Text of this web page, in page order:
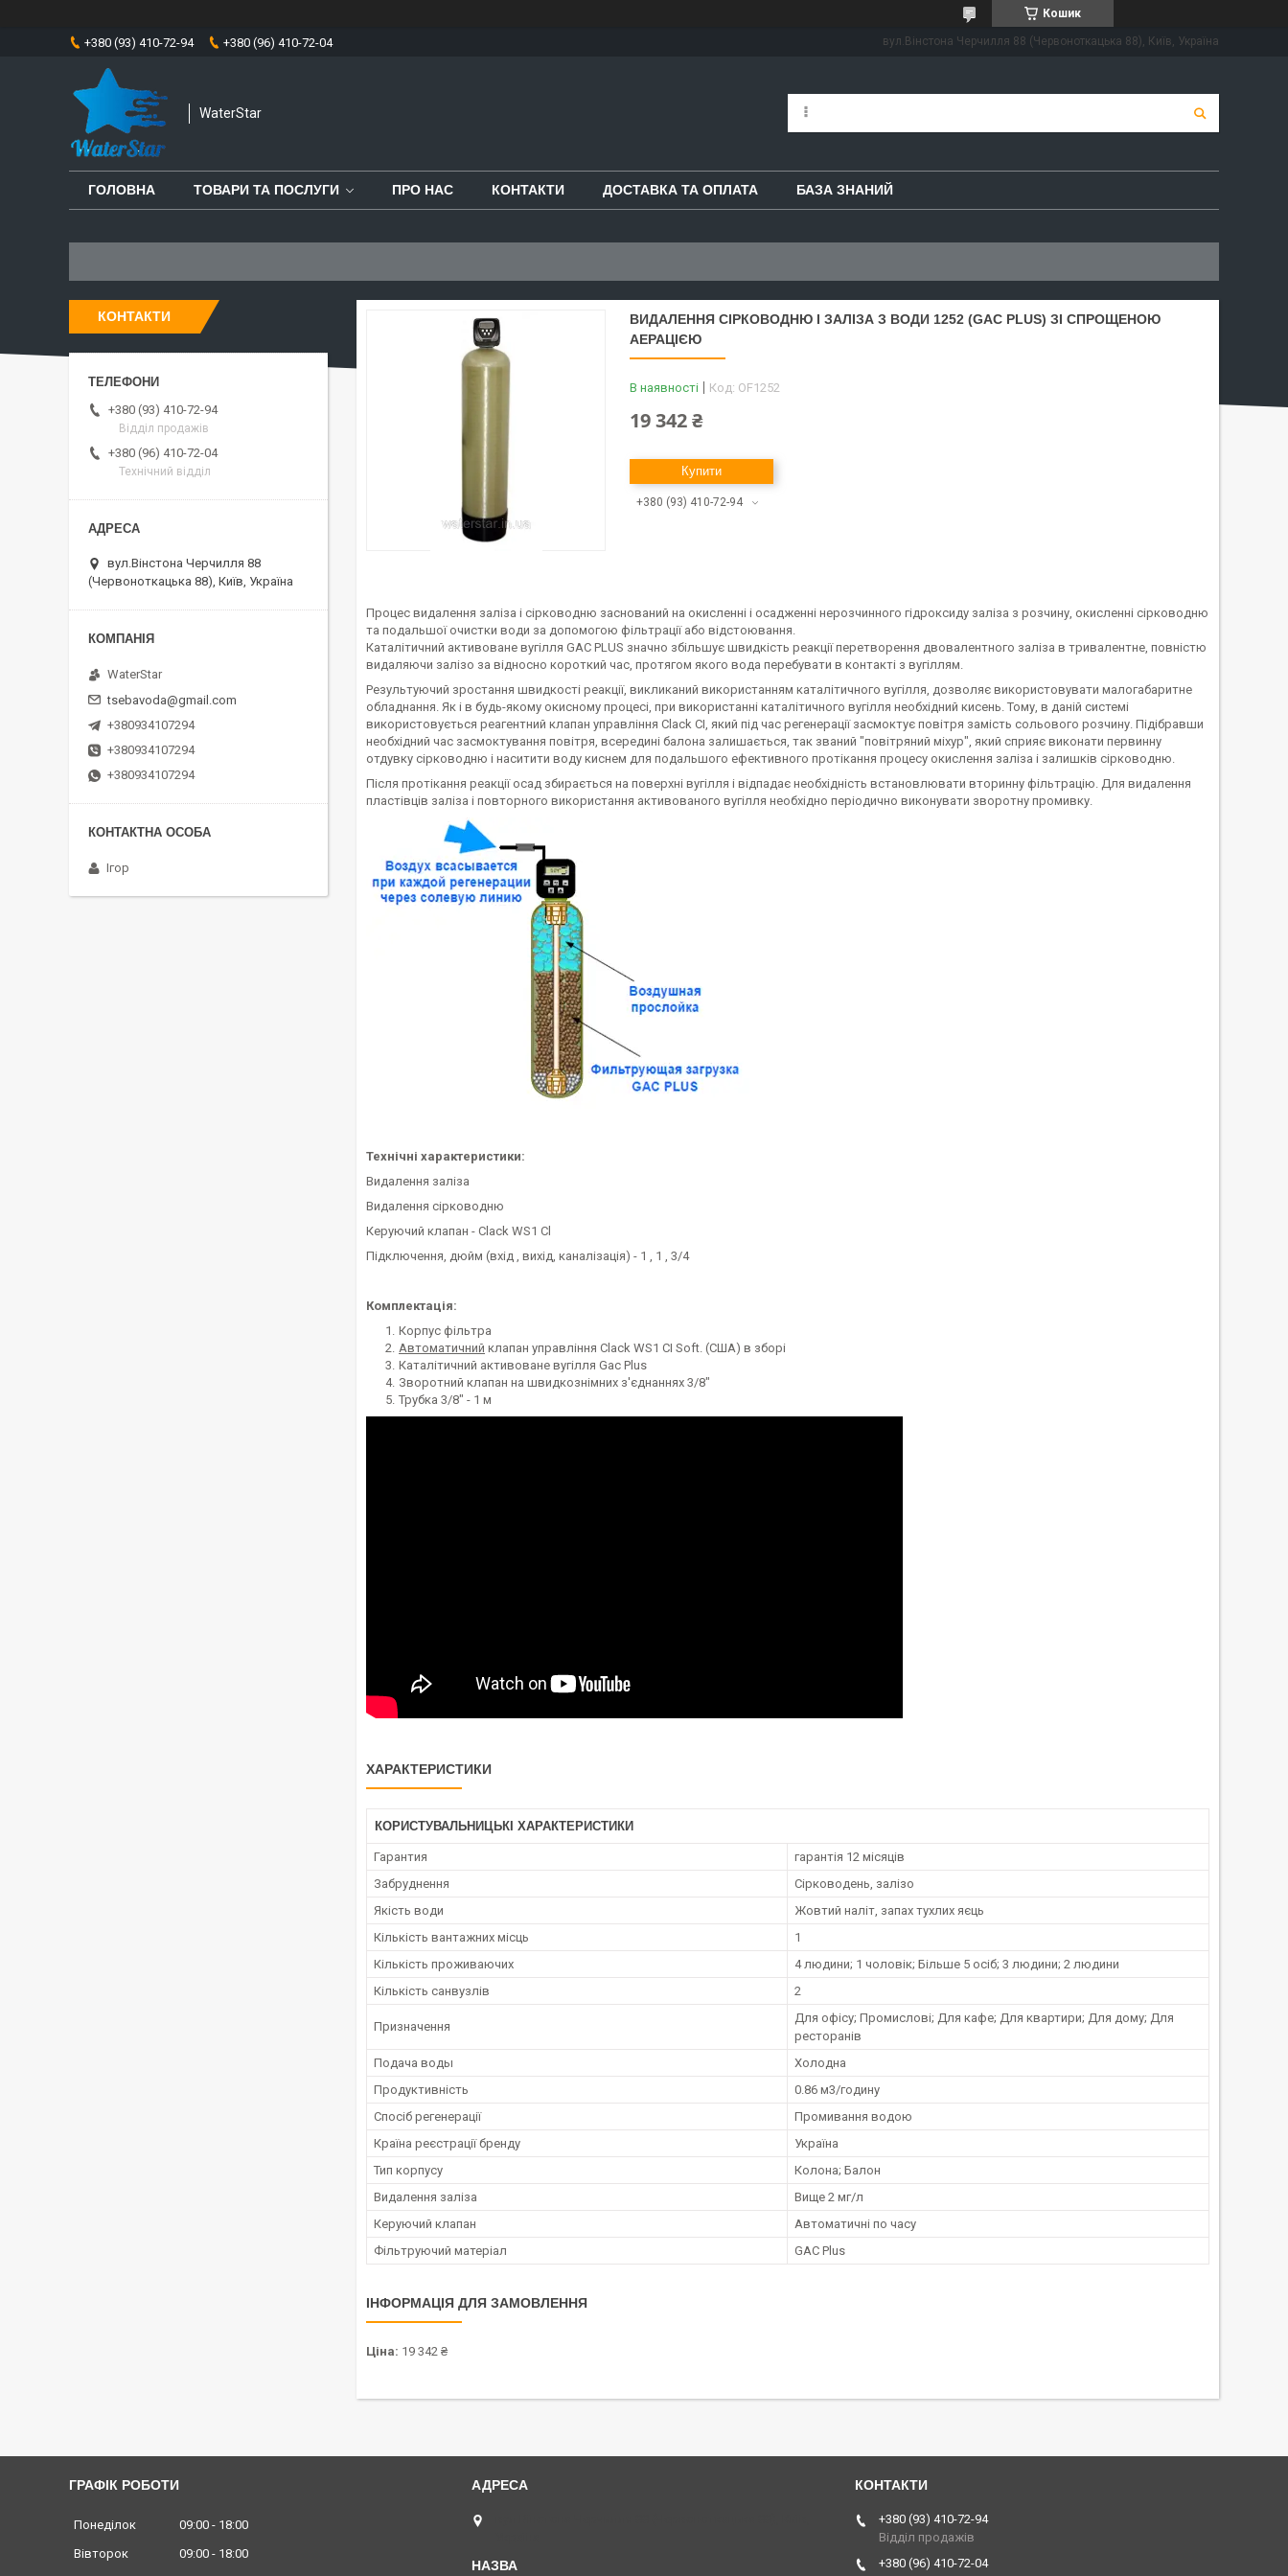
Кошик
+380 (93) 410-72-94 +380 (96) 410-72-04 вул.Вінстона Черчилля 88 (Червоноткацька 88), Київ, Україна
WaterStar
ГОЛОВНА ТОВАРИ ТА ПОСЛУГИ ПРО НАС КОНТАКТИ ДОСТАВКА ТА ОПЛАТА БАЗА ЗНАНИЙ
ВИДАЛЕННЯ СІРКОВОДНЮ І ЗАЛІЗА З ВОДИ 1252 (GAC PLUS) ЗІ СПРОЩЕНОЮ
АЕРАЦІЄЮ
В наявності Код: OF1252
19 342 ₴
Купити
+380 (93) 410-72-94
Процес видалення заліза і сірководню заснований на окисленні і осадженні нерозчинного гідроксиду заліза з розчину, окисленні сірководню
та подальшої очистки води за допомогою фільтрації або відстоювання.
Каталітичний активоване вугілля GAC PLUS значно збільшує швидкість реакції перетворення двовалентного заліза в тривалентне, повністю
видаляючи залізо за відносно короткий час, протягом якого вода перебувати в контакті з вугіллям.
Результуючий зростання швидкості реакції, викликаний використанням каталітичного вугілля, дозволяє використовувати малогабаритне
обладнання. Як і в будь-якому окисному процесі, при використанні каталітичного вугілля необхідний кисень. Тому, в даній системі
використовується реагентний клапан управління Clack CI, який під час регенерації засмоктує повітря замість сольового розчину. Підібравши
необхідний час засмоктування повітря, всередині балона залишається, так званий "повітряний міхур", який сприяє виконати первинну
отдувку сірководню і наситити воду киснем для подальшого ефективного протікання процесу окислення заліза і залишків сірководню.
Після протікання реакції осад збирається на поверхні вугілля і відпадає необхідність встановлювати вторинну фільтрацію. Для видалення
пластівців заліза і повторного використання активованого вугілля необхідно періодично виконувати зворотну промивку.
Технічні характеристики:
Видалення заліза
Видалення сірководню
Керуючий клапан - Clack WS1 Cl
Підключення, дюйм (вхід , вихід, каналізація) - 1 , 1 , 3/4
Комплектація:
Корпус фільтра
Автоматичний клапан управління Clack WS1 CI Soft. (США) в зборі
Каталітичний активоване вугілля Gac Plus
Зворотний клапан на швидкознімних з'єднаннях 3/8"
Трубка 3/8" - 1 м
ХАРАКТЕРИСТИКИ
КОРИСТУВАЛЬНИЦЬКІ ХАРАКТЕРИСТИКИ
Гарантия
гарантія 12 місяців
Забруднення
Сірководень, залізо
Якість води
Жовтий наліт, запах тухлих яєць
Кількість вантажних місць
1
Кількість проживаючих
4 людини; 1 чоловік; Більше 5 осіб; 3 людини; 2 людини
Кількість санвузлів
2
Призначення
Для офісу; Промислові; Для кафе; Для квартири; Для дому; Для
ресторанів
Подача воды
Холодна
Продуктивність
0.86 м3/годину
Спосіб регенерації
Промивання водою
Країна реєстрації бренду
Україна
Тип корпусу
Колона; Балон
Видалення заліза
Вище 2 мг/л
Керуючий клапан
Автоматичні по часу
Фільтруючий матеріал
GAC Plus
ІНФОРМАЦІЯ ДЛЯ ЗАМОВЛЕННЯ
Ціна: 19 342 ₴
КОНТАКТИ
+380 (93) 410-72-94
Відділ продажів
+380 (96) 410-72-04
Технічний відділ
вул.Вінстона Черчилля 88
(Червоноткацька 88), Київ, Україна
WaterStar
tsebavoda@gmail.com
+380934107294
+380934107294
+380934107294
Ігор
ГРАФІК РОБОТИ
Понеділок 09:00
18:00
Вівторок
09:00
18:00
+380 (93) 410-72-94
Відділ продажів
+380 (96) 410-72-04